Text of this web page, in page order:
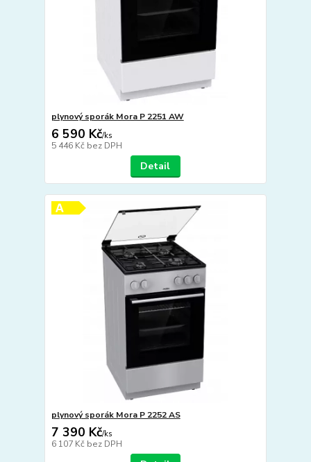
plynový sporák Mora P 2251 AW
6 590 Kč/ks
5 446 Kč bez DPH
Detail
plynový sporák Mora P 2252 AS
7 390 Kč/ks
6 107 Kč bez DPH